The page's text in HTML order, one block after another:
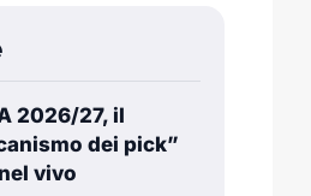
2026/27, il
dei pick”
vivo